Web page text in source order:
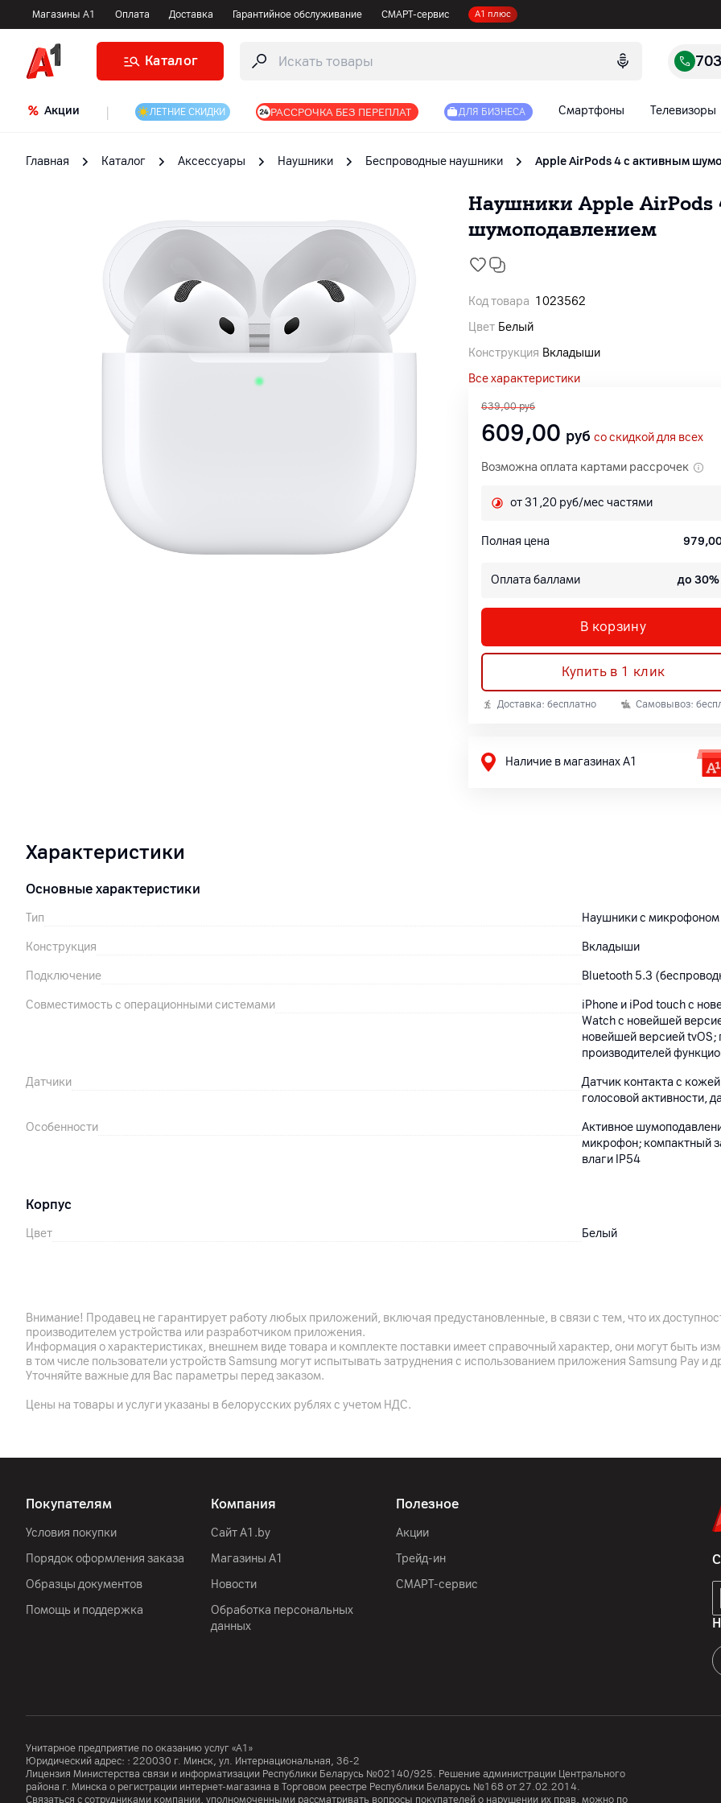
Магазины А1 Оплата Доставка Гарантийное обслуживание СМАРТ-сервис А1 плюс
Каталог
Акции ЛЕТНИЕ СКИДКИ РАССРОЧКА БЕЗ ПЕРЕПЛАТ ДЛЯ БИЗНЕСА Смартфоны Телевизоры
Главная Каталог Аксессуары Наушники Беспроводные наушники Apple AirPods 4 с активным
Наушники Apple AirPods
шумоподавлением
Код товара 1023562
Цвет Белый
Конструкция Вкладыши
Все характеристики
639,00 руб
609,00 руб со скидкой для всех
Возможна оплата картами рассрочек
от 31,20 руб/мес частями
Полная цена
Оплата баллами до 30%
В корзину
Купить в 1 клик
Доставка: бесплатно Самовывоз:
Наличие в магазинах А1
Характеристики
Основные характеристики
Тип Наушники с микрофоном
Конструкция Вкладыши
Подключение Bluetooth 5.3
Совместимость с операционными системами
iPhone и iPod touch с
Watch с новейшей
новейшей версией tvOS;
производителей
Датчики
Датчик контакта с
голосовой активности,
Особенности
Активное
микрофон; компактный
влаги IP54
Корпус
Цвет Белый
устройств стандарта Qi
Время работы
В режиме
шумоподавлением, до 5
Импортер
ООО "РК Дистрибьшн"
д.104А, офис 903, ООО
город Минск, ООО
"АйТи Дистрибуция",
7-50, район д.
Производитель компания Эппл Инк, 1
футляр, комплектная
Внимание! Продавец не гарантирует работу любых приложений, включая предустановленные, в связи с тем, что их
производителем устройства или разработчиком приложения.
Информация о характеристиках, внешнем виде товара и комплекте поставки имеет справочный характер, они могут быть
в том числе пользователи устройств Samsung могут испытывать затруднения с использованием приложения Samsung Pay и
Уточняйте важные для Вас параметры перед заказом.
Цены на товары и услуги указаны в белорусских рублях с учетом НДС.
Покупателям
Условия покупки
Порядок оформления заказа
Образцы документов
Помощь и поддержка
Компания
Сайт A1.by
Магазины А1
Новости
Обработка персональных
данных
Полезное
Акции
Трейд-ин
СМАРТ-сервис
Унитарное предприятие по оказанию услуг «А1»
Юридический адрес: : 220030 г. Минск, ул. Интернациональная, 36-2
Лицензия Министерства связи и информатизации Республики Беларусь №02140/925. Решение администрации Центрального
района г. Минска о регистрации интернет-магазина в Торговом реестре Республики Беларусь №168 от 27.02.2014.
Связаться с сотрудниками компании, уполномоченными рассматривать вопросы покупателей о нарушении их прав, можно по